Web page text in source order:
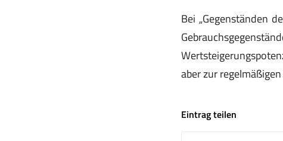
Bei „Gegenständen
aber zur
Eintrag teilen